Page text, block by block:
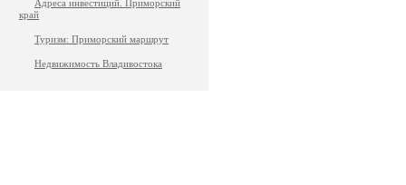
Адреса инвестиций. Приморский
край
Туризм: Приморский маршрут
Недвижимость Владивостока